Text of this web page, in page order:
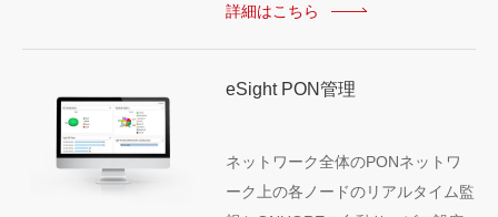
詳細はこちら
eSight PON管理
ネットワーク全体のPONネットワ
ーク上の各ノードのリアルタイム監